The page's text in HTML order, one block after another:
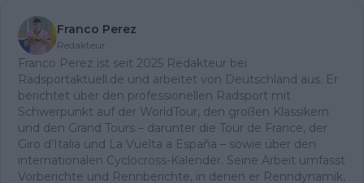
Franco Perez
Redakteur
Franco Perez ist seit 2025 Redakteur bei
Radsportaktuell.de und arbeitet von Deutschland aus. Er
berichtet über den professionellen Radsport mit
Schwerpunkt auf der WorldTour, den großen Klassikern
und den Grand Tours – darunter die Tour de France, der
Giro d’Italia und La Vuelta a España – sowie über den
internationalen Cyclocross-Kalender. Seine Arbeit umfasst
Vorberichte und Rennberichte, in denen er Renndynamik,